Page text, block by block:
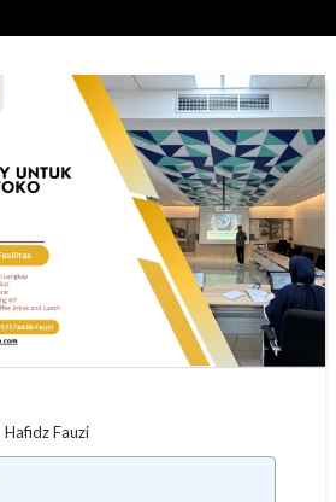
Hafidz Fauzi